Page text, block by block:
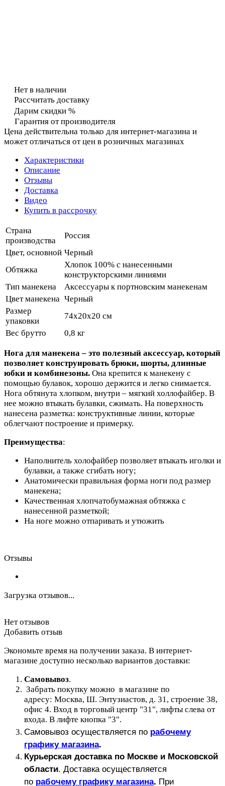
Нет в наличии
Рассчитать доставку
Дарим скидки %
Гарантия от производителя
Цена действительна только для интернет-магазина и
может отличаться от цен в розничных магазинах
Характеристики
Описание
Отзывы
Доставка
Видео
Купить в рассрочку
Страна
производства
Россия
Цвет, основной Черный
Обтяжка
Хлопок 100% с нанесенными
конструкторскими линиями
Тип манекена
Аксессуары к портновским манекенам
Цвет манекена Черный
Размер
упаковки
74х20х20 см
Вес брутто
0,8 кг
Нога для манекена – это полезный аксессуар, который
позволяет конструировать брюки, шорты, длинные
юбки и комбинезоны. Она крепится к манекену с
помощью булавок, хорошо держится и легко снимается.
Нога обтянута хлопком, внутри – мягкий холлофайбер. В
нее можно втыкать булавки, сжимать. На поверхность
нанесена разметка: конструктивные линии, которые
облегчают построение и примерку.
Преимущества:
Наполнитель холофайбер позволяет втыкать иголки и
булавки, а также сгибать ногу;
Анатомически правильная форма ноги под размер
манекена;
Качественная хлопчатобумажная обтяжка с
нанесенной разметкой;
На ноге можно отпаривать и утюжить
Отзывы
Загрузка отзывов...
Нет отзывов
Добавить отзыв
Экономьте время на получении заказа. В интернет-
магазине доступно несколько вариантов доставки:
Самовывоз.
Забрать покупку можно в магазине по
адресу: Москва, Ш. Энтузиастов, д. 31, строение 38,
офис 4. Вход в торговый центр "31", лифты слева от
входа. В лифте кнопка "3".
Самовывоз осуществляется по рабочему
графику магазина.
Курьерская доставка по Москве и Московской
области. Доставка осуществляется
по рабочему графику магазина. При